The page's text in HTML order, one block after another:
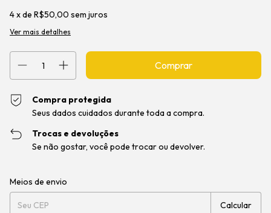
4x de R$50,00 sem juros
Ver mais detalhes
Compra protegida
Seus dados cuidados durante toda a compra.
Trocas e devoluções
Se não gostar, você pode trocar ou devolver.
Entregas para o CEP:
Meios de envio
Calcular